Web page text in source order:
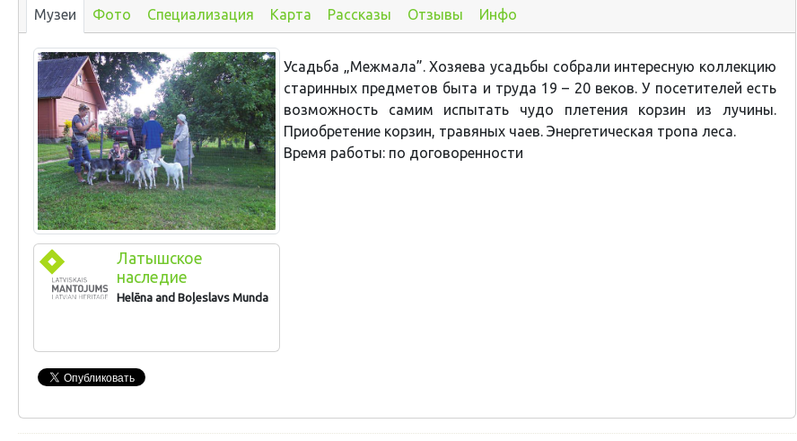
Музеи Фото Специализация Карта Рассказы Отзывы Инфо
Латышское
наследие
Helēna and Boļeslavs Munda
interesting collection of household objects,
Усадьба „Межмала”. Хозяева усадьбы собрали интересную коллекцию
старинных предметов быта и труда 19 – 20 веков. У посетителей есть
возможность самим испытать чудо плетения корзин из лучины.
Приобретение корзин, травяных чаев. Энергетическая тропа леса.
Время работы: по договоренности